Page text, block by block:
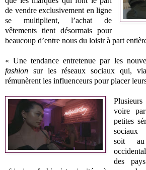
de vendre exclusivement en ligne
se multiplient, l’achat de
vêtements tient désormais pour
beaucoup d’entre nous du loisir à part
« Une tendance entretenue par les
fashion sur les réseaux sociaux qui,
rémunèrent les influenceurs pour placer
voire
petites
sociaux
soit
des